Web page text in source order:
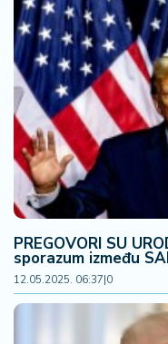
PREGOVORI SU
sporazum između
12.05.2025. 06:37|0